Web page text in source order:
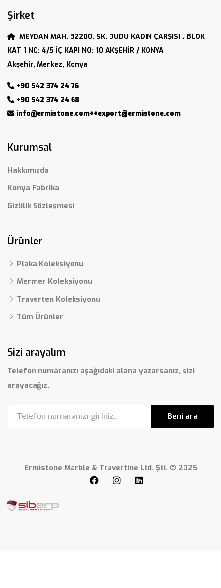
Şirket
MEYDAN MAH. 32200. SK. DUDU KADIN ÇARŞISI J BLOK
KAT 1 NO: 4/5 İÇ KAPI NO: 10 AKŞEHİR / KONYA
Akşehir, Merkez, Konya
+90 542 374 24 76
+90 542 374 24 68
info@ermistone.com++export@ermistone.com
Kurumsal
Hakkımızda
Konya Fabrika
Gizlilik Sözleşmesi
Ürünler
Plaka Koleksiyonu
Mermer Koleksiyonu
Traverten Koleksiyonu
Tüm Ürünler
Sizi arayalım
Telefon numaranızı aşağıdaki alana yazarsanız, sizi
arayacağız.
Beni ara
Ermistone Marble & Travertine Ltd. Şti. © 2025